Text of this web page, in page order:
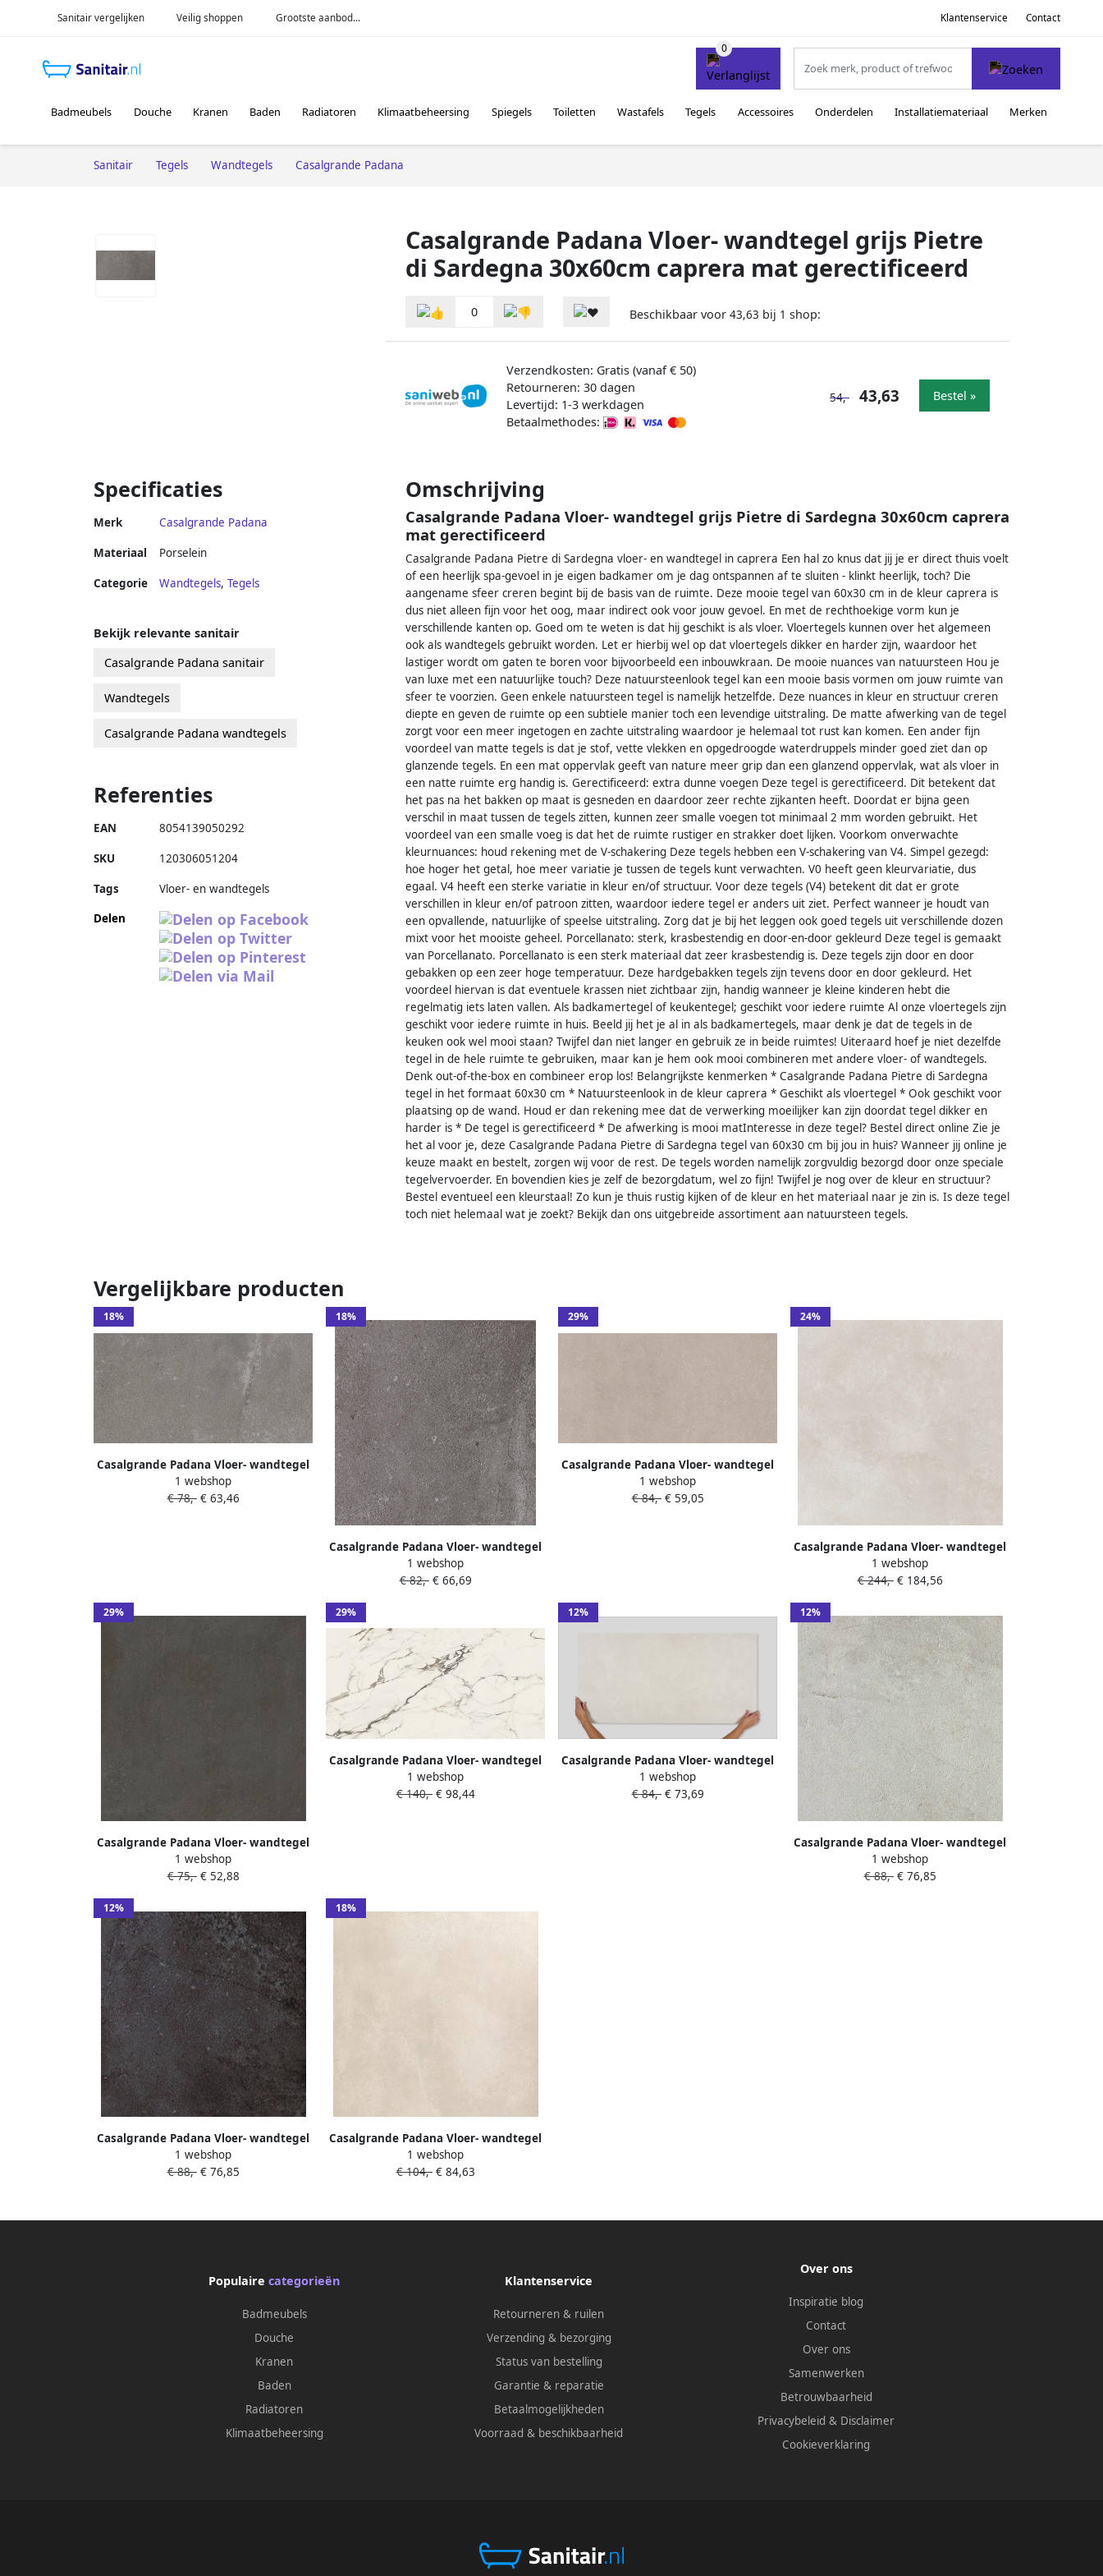
Sanitair vergelijken Veilig shoppen Grootste aanbod... Klantenservice Contact
Badmeubels Douche Kranen Baden Radiatoren Klimaatbeheersing Spiegels Toiletten Wastafels Tegels Accessoires Onderdelen Installatiemateriaal Merken
Sanitair Tegels Wandtegels Casalgrande Padana
Casalgrande Padana Vloer- wandtegel grijs Pietre
di Sardegna 30x60cm caprera mat gerectificeerd
0 Beschikbaar voor 43,63 bij 1 shop:
Verzendkosten: Gratis (vanaf € 50)
Retourneren: 30 dagen
Levertijd: 1-3 werkdagen
Betaalmethodes:
54,- 43,63 Bestel »
Specificaties
Merk Casalgrande Padana
Materiaal Porselein
Categorie Wandtegels, Tegels
Omschrijving
Casalgrande Padana Vloer- wandtegel grijs Pietre di Sardegna 30x60cm caprera
mat gerectificeerd
Casalgrande Padana Pietre di Sardegna vloer- en wandtegel in caprera Een hal zo knus dat jij je er direct thuis voelt
of een heerlijk spa-gevoel in je eigen badkamer om je dag ontspannen af te sluiten - klinkt heerlijk, toch? Die
aangename sfeer creren begint bij de basis van de ruimte. Deze mooie tegel van 60x30 cm in de kleur caprera is
dus niet alleen fijn voor het oog, maar indirect ook voor jouw gevoel. En met de rechthoekige vorm kun je
verschillende kanten op. Goed om te weten is dat hij geschikt is als vloer. Vloertegels kunnen over het algemeen
ook als wandtegels gebruikt worden. Let er hierbij wel op dat vloertegels dikker en harder zijn, waardoor het
lastiger wordt om gaten te boren voor bijvoorbeeld een inbouwkraan. De mooie nuances van natuursteen Hou je
van luxe met een natuurlijke touch? Deze natuursteenlook tegel kan een mooie basis vormen om jouw ruimte van
sfeer te voorzien. Geen enkele natuursteen tegel is namelijk hetzelfde. Deze nuances in kleur en structuur creren
diepte en geven de ruimte op een subtiele manier toch een levendige uitstraling. De matte afwerking van de tegel
zorgt voor een meer ingetogen en zachte uitstraling waardoor je helemaal tot rust kan komen. Een ander fijn
voordeel van matte tegels is dat je stof, vette vlekken en opgedroogde waterdruppels minder goed ziet dan op
glanzende tegels. En een mat oppervlak geeft van nature meer grip dan een glanzend oppervlak, wat als vloer in
een natte ruimte erg handig is. Gerectificeerd: extra dunne voegen Deze tegel is gerectificeerd. Dit betekent dat
het pas na het bakken op maat is gesneden en daardoor zeer rechte zijkanten heeft. Doordat er bijna geen
verschil in maat tussen de tegels zitten, kunnen zeer smalle voegen tot minimaal 2 mm worden gebruikt. Het
voordeel van een smalle voeg is dat het de ruimte rustiger en strakker doet lijken. Voorkom onverwachte
kleurnuances: houd rekening met de V-schakering Deze tegels hebben een V-schakering van V4. Simpel gezegd:
hoe hoger het getal, hoe meer variatie je tussen de tegels kunt verwachten. V0 heeft geen kleurvariatie, dus
egaal. V4 heeft een sterke variatie in kleur en/of structuur. Voor deze tegels (V4) betekent dit dat er grote
verschillen in kleur en/of patroon zitten, waardoor iedere tegel er anders uit ziet. Perfect wanneer je houdt van
een opvallende, natuurlijke of speelse uitstraling. Zorg dat je bij het leggen ook goed tegels uit verschillende dozen
mixt voor het mooiste geheel. Porcellanato: sterk, krasbestendig en door-en-door gekleurd Deze tegel is gemaakt
van Porcellanato. Porcellanato is een sterk materiaal dat zeer krasbestendig is. Deze tegels zijn door en door
gebakken op een zeer hoge temperatuur. Deze hardgebakken tegels zijn tevens door en door gekleurd. Het
voordeel hiervan is dat eventuele krassen niet zichtbaar zijn, handig wanneer je kleine kinderen hebt die
regelmatig iets laten vallen. Als badkamertegel of keukentegel; geschikt voor iedere ruimte Al onze vloertegels zijn
geschikt voor iedere ruimte in huis. Beeld jij het je al in als badkamertegels, maar denk je dat de tegels in de
keuken ook wel mooi staan? Twijfel dan niet langer en gebruik ze in beide ruimtes! Uiteraard hoef je niet dezelfde
tegel in de hele ruimte te gebruiken, maar kan je hem ook mooi combineren met andere vloer- of wandtegels.
Denk out-of-the-box en combineer erop los! Belangrijkste kenmerken * Casalgrande Padana Pietre di Sardegna
tegel in het formaat 60x30 cm * Natuursteenlook in de kleur caprera * Geschikt als vloertegel * Ook geschikt voor
plaatsing op de wand. Houd er dan rekening mee dat de verwerking moeilijker kan zijn doordat tegel dikker en
harder is * De tegel is gerectificeerd * De afwerking is mooi matInteresse in deze tegel? Bestel direct online Zie je
het al voor je, deze Casalgrande Padana Pietre di Sardegna tegel van 60x30 cm bij jou in huis? Wanneer jij online je
keuze maakt en bestelt, zorgen wij voor de rest. De tegels worden namelijk zorgvuldig bezorgd door onze speciale
tegelvervoerder. En bovendien kies je zelf de bezorgdatum, wel zo fijn! Twijfel je nog over de kleur en structuur?
Bestel eventueel een kleurstaal! Zo kun je thuis rustig kijken of de kleur en het materiaal naar je zin is. Is deze tegel
toch niet helemaal wat je zoekt? Bekijk dan ons uitgebreide assortiment aan natuursteen tegels.
Bekijk relevante sanitair
Casalgrande Padana sanitair
Wandtegels
Casalgrande Padana wandtegels
Referenties
EAN 8054139050292
SKU 120306051204
Tags
Vloer- en wandtegels
Delen
Vergelijkbare producten
18%
Casalgrande Padana Vloer- wandtegel
grijs Pietre di Sardegna 90x45cm
caprera mat gerectificeerd
1 webshop
€ 78,-€ 63,46
18%
Casalgrande Padana Vloer- wandtegel
grijs Pietre di Sardegna 60x60cm
caprera mat gerectificeerd
1 webshop
€ 82,-€ 66,69
29%
Casalgrande Padana Vloer- wandtegel
Stile 120x60cm beige mat
gerectificeerd
1 webshop
€ 84,-€ 59,05
24%
Casalgrande Padana Vloer- wandtegel
betonlook Metropolis 120x120cm sand
mat gerectificeerd
1 webshop
€ 244,-€ 184,56
29%
Casalgrande Padana Vloer- wandtegel
betonlook Manhattan 60x60cm harlem
mat gerectificeerd
1 webshop
€ 75,-€ 52,88
29%
Casalgrande Padana Vloer- wandtegel
marmerlook Marmora 120x60cm
lunense vein-touch satijnglans
1 webshop
€ 140,-€ 98,44
12%
Casalgrande Padana Vloer- wandtegel
beige Metropolis 120x60cm sand mat
gerectificeerd
1 webshop
€ 84,-€ 73,69
12%
Casalgrande Padana Vloer- wandtegel
Pietre di Sardegna 60x60cm punta
molara mat gerectificeerd
1 webshop
€ 88,-€ 76,85
12%
Casalgrande Padana Vloer- wandtegel
Pietre di Sardegna 60x60cm tavolara
mat gerectificeerd
1 webshop
€ 88,-€ 76,85
18%
Casalgrande Padana Vloer- wandtegel
Pietre di Sardegna 90x90cm porto
rotondo mat gerectificeerd
1 webshop
€ 104,-€ 84,63
Populaire categorieën
Badmeubels
Douche
Kranen
Baden
Radiatoren
Klimaatbeheersing
Klantenservice
Retourneren & ruilen
Verzending & bezorging
Status van bestelling
Garantie & reparatie
Betaalmogelijkheden
Voorraad & beschikbaarheid
Over ons
Inspiratie blog
Contact
Over ons
Samenwerken
Betrouwbaarheid
Privacybeleid & Disclaimer
Cookieverklaring